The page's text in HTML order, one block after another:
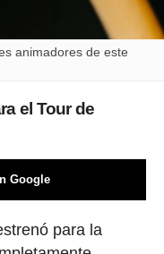
animadores de este
el Tour de
Google
para la